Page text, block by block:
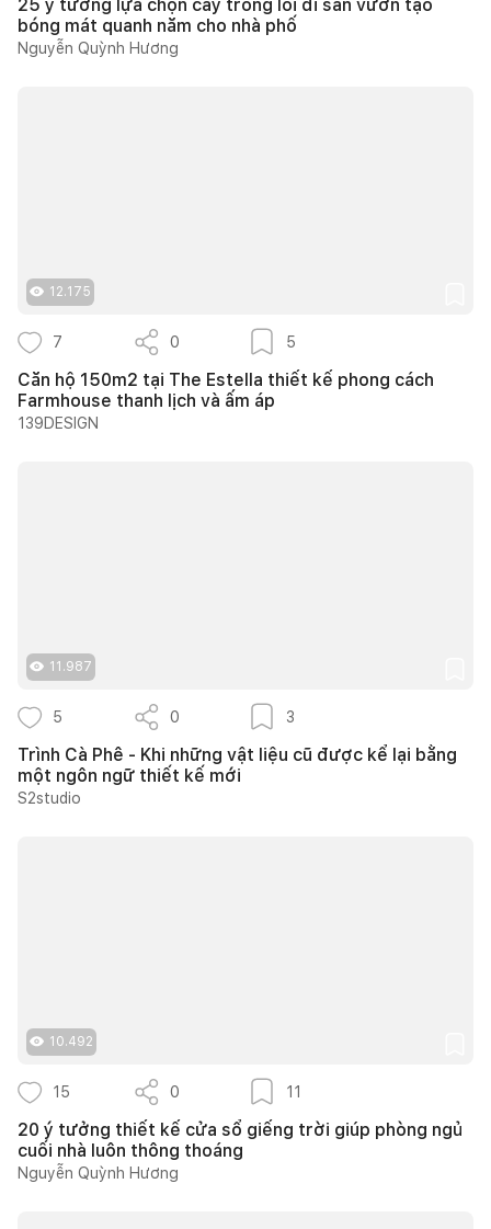
25 ý tưởng lựa chọn cây trồng lối đi sân vườn tạo
bóng mát quanh năm cho nhà phố
Nguyễn Quỳnh Hương
12.175
7 0 5
Căn hộ 150m2 tại The Estella thiết kế phong cách
Farmhouse thanh lịch và ấm áp
139DESIGN
11.987
5 0 3
Trình Cà Phê - Khi những vật liệu cũ được kể lại bằng
một ngôn ngữ thiết kế mới
S2studio
10.492
15 0 11
20 ý tưởng thiết kế cửa sổ giếng trời giúp phòng ngủ
cuối nhà luôn thông thoáng
Nguyễn Quỳnh Hương